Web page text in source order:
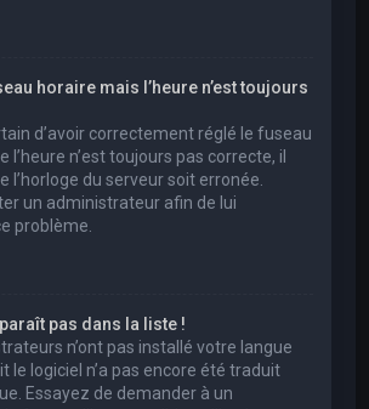
horaire mais l’heure n’est toujours
d’avoir correctement réglé le fuseau
l’heure n’est toujours pas correcte, il
l’horloge du serveur soit erronée.
un administrateur afin de lui
problème.
pas dans la liste !
n’ont pas installé votre langue
le logiciel n’a pas encore été traduit
Essayez de demander à un